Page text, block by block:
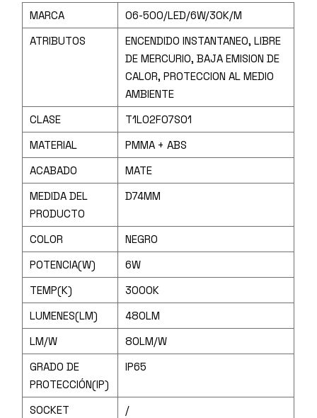
MARCA
06-500/LED/6W/30K/M
ATRIBUTOS
ENCENDIDO INSTANTANEO, LIBRE
DE MERCURIO, BAJA EMISION DE
CALOR, PROTECCION AL MEDIO
AMBIENTE
CLASE
T1L02F07S01
MATERIAL
PMMA + ABS
ACABADO
MATE
MEDIDA DEL
PRODUCTO
D74MM
COLOR
NEGRO
POTENCIA(W)
6W
TEMP(K)
3000K
LUMENES(LM)
480LM
LM/W
80LM/W
GRADO DE
PROTECCIÓN(IP)
IP65
SOCKET
/